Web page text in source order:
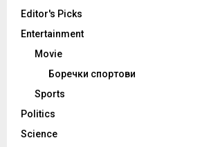
Editor's Picks
Entertainment
Movie
Боречки спортови
Sports
Politics
Science